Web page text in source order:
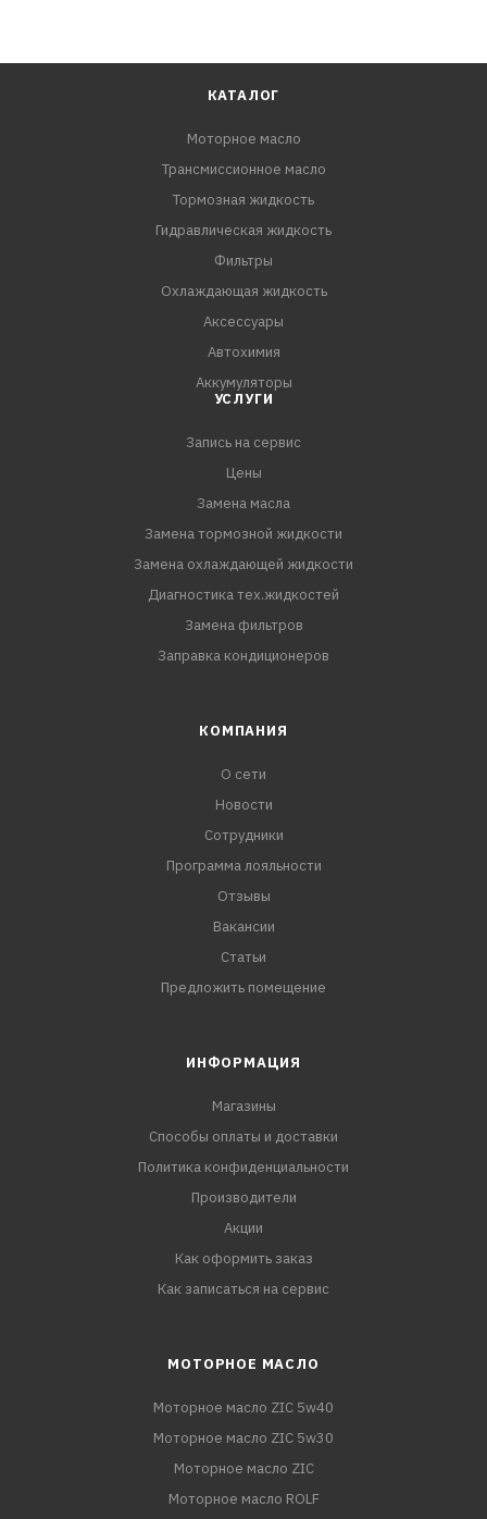
КАТАЛОГ
Моторное масло
Трансмиссионное масло
Тормозная жидкость
Гидравлическая жидкость
Фильтры
Охлаждающая жидкость
Аксессуары
Автохимия
Аккумуляторы
УСЛУГИ
Запись на сервис
Цены
Замена масла
Замена тормозной жидкости
Замена охлаждающей жидкости
Диагностика тех.жидкостей
Замена фильтров
Заправка кондиционеров
КОМПАНИЯ
О сети
Новости
Сотрудники
Программа лояльности
Отзывы
Вакансии
Статьи
Предложить помещение
ИНФОРМАЦИЯ
Магазины
Способы оплаты и доставки
Политика конфиденциальности
Производители
Акции
Как оформить заказ
Как записаться на сервис
МОТОРНОЕ МАСЛО
Моторное масло ZIC 5w40
Моторное масло ZIC 5w30
Моторное масло ZIC
Моторное масло ROLF